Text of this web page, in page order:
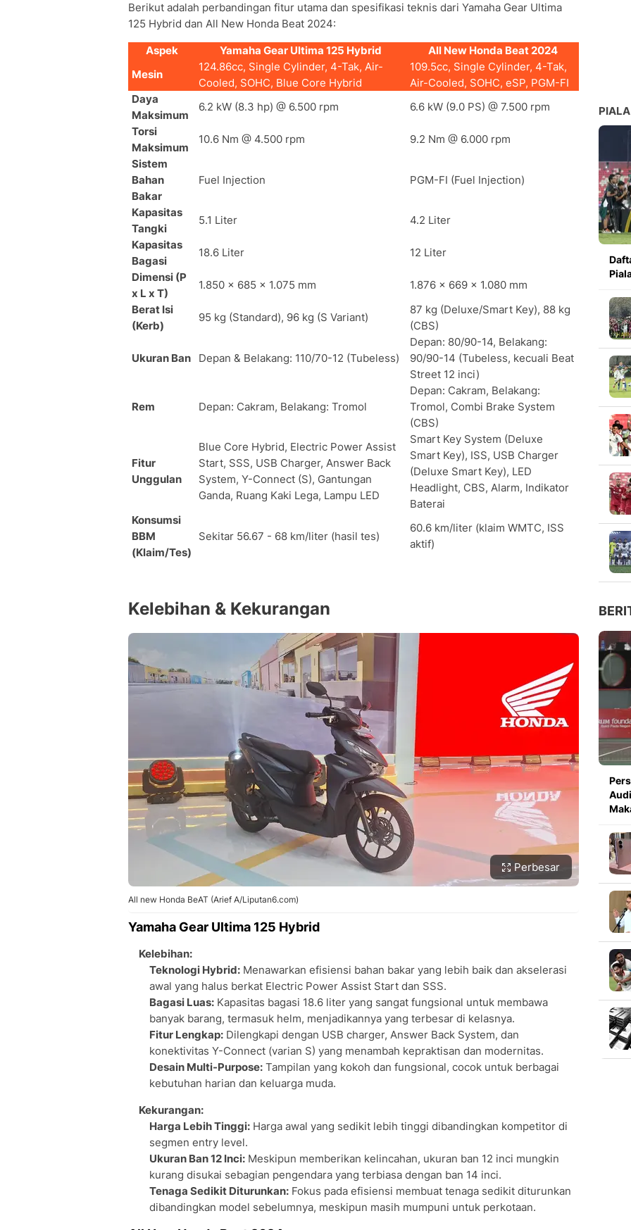
Berikut adalah perbandingan fitur utama dan spesifikasi teknis dari Yamaha Gear Ultima
125 Hybrid dan All New Honda Beat 2024:
Aspek
Yamaha Gear Ultima 125 Hybrid
All New Honda Beat 2024
Mesin
124.86cc, Single Cylinder, 4-Tak, Air-
Cooled, SOHC, Blue Core Hybrid
109.5cc, Single Cylinder, 4-Tak,
Air-Cooled, SOHC, eSP, PGM-FI
Daya
Maksimum
6.2 kW (8.3 hp) @ 6.500 rpm
6.6 kW (9.0 PS) @ 7.500 rpm
Torsi
Maksimum
10.6 Nm @ 4.500 rpm
9.2 Nm @ 6.000 rpm
Sistem
Bahan
Bakar
Fuel Injection PGM-FI (Fuel Injection)
Kapasitas
Tangki
5.1 Liter
4.2 Liter
Kapasitas
Bagasi
18.6 Liter
12 Liter
Dimensi (P
x L x T)
1.850 x 685 x 1.075 mm
1.876 x 669 x 1.080 mm
Berat Isi
(Kerb)
95 kg (Standard), 96 kg (S Variant)
87 kg (Deluxe/Smart Key), 88 kg
(CBS)
Ukuran Ban Depan & Belakang: 110/70-12 (Tubeless)
Depan: 80/90-14, Belakang:
90/90-14 (Tubeless, kecuali Beat
Street 12 inci)
Rem Depan: Cakram, Belakang: Tromol
Depan: Cakram, Belakang:
Tromol, Combi Brake System
(CBS)
Fitur
Unggulan
Blue Core Hybrid, Electric Power Assist
Start, SSS, USB Charger, Answer Back
System, Y-Connect (S), Gantungan
Ganda, Ruang Kaki Lega, Lampu LED
Smart Key System (Deluxe
Smart Key), ISS, USB Charger
(Deluxe Smart Key), LED
Headlight, CBS, Alarm, Indikator
Baterai
Konsumsi
BBM
(Klaim/Tes)
Sekitar 56.67 - 68 km/liter (hasil tes)
60.6 km/liter (klaim WMTC, ISS
aktif)
Kelebihan & Kekurangan
Perbesar
All new Honda BeAT (Arief A/Liputan6.com)
Yamaha Gear Ultima 125 Hybrid
Kelebihan:
Teknologi Hybrid: Menawarkan efisiensi bahan bakar yang lebih baik dan akselerasi
awal yang halus berkat Electric Power Assist Start dan SSS.
Bagasi Luas: Kapasitas bagasi 18.6 liter yang sangat fungsional untuk membawa
banyak barang, termasuk helm, menjadikannya yang terbesar di kelasnya.
Fitur Lengkap: Dilengkapi dengan USB charger, Answer Back System, dan
konektivitas Y-Connect (varian S) yang menambah kepraktisan dan modernitas.
Desain Multi-Purpose: Tampilan yang kokoh dan fungsional, cocok untuk berbagai
kebutuhan harian dan keluarga muda.
Kekurangan:
Harga Lebih Tinggi: Harga awal yang sedikit lebih tinggi dibandingkan kompetitor di
segmen entry level.
Ukuran Ban 12 Inci: Meskipun memberikan kelincahan, ukuran ban 12 inci mungkin
kurang disukai sebagian pengendara yang terbiasa dengan ban 14 inci.
Tenaga Sedikit Diturunkan: Fokus pada efisiensi membuat tenaga sedikit diturunkan
dibandingkan model sebelumnya, meskipun masih mumpuni untuk perkotaan.